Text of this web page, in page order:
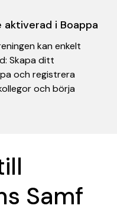
aktiverad i Boappa
kan enkelt
Skapa ditt
och registrera
och börja
Samf